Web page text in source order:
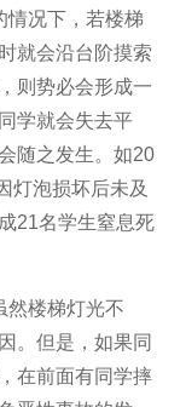
情况下，若楼梯
就会沿台阶摸索
则势必会形成一
学就会失去平
随之发生。如20
灯泡损坏后未及
21名学生窒息死
然楼梯灯光不
。但是，如果同
在前面有同学摔